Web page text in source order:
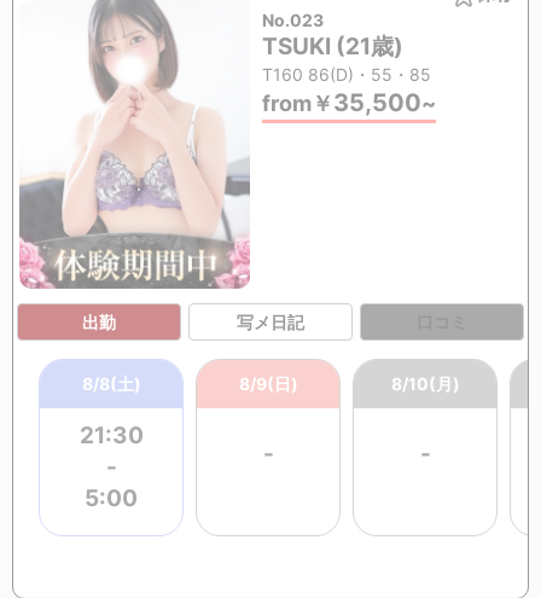
No.023
TSUKI (21歳)
T160 86(D)・55・85
from￥35,500~
出勤 写メ日記
8/8(土)
21:30
-
5:00
8/9(日)
-
8/10(月)
-